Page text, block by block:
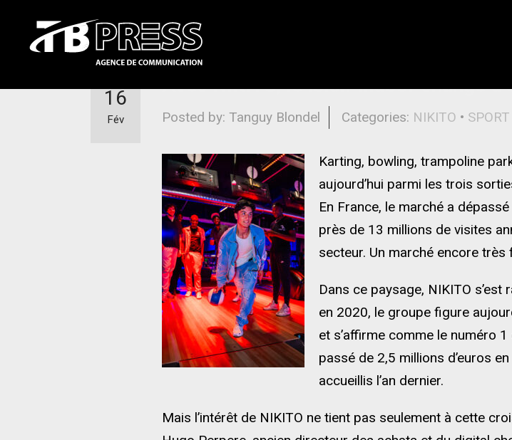
Avec NIKITO, le loisir indoor change
Posted by: Tanguy Blondel Categories: NIKITO • SPORT
16
Fév
Karting, bowling, trampoline
aujourd’hui parmi les trois
En France, le marché a
près de 13 millions de visites
secteur. Un marché encore
Dans ce paysage, NIKITO
en 2020, le groupe figure
et s’affirme comme le numéro
passé de 2,5 millions d’euros
accueillis l’an dernier.
Mais l’intérêt de NIKITO ne tient pas seulement à cette